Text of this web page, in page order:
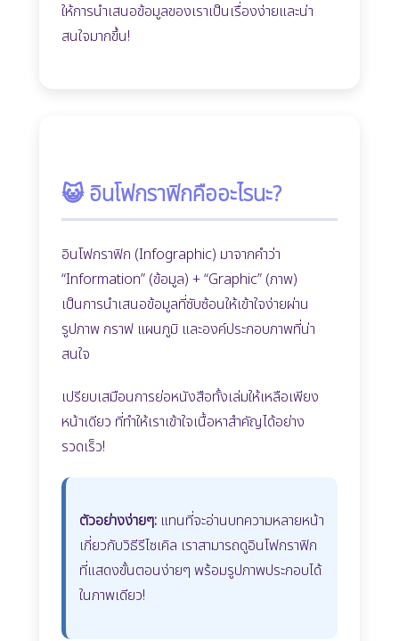
ให้การนำเสนอข้อมูลของเราเป็นเรื่องง่ายและน่า
สนใจมากขึ้น!
😺 อินโฟกราฟิกคืออะไรนะ?
อินโฟกราฟิก (Infographic) มาจากคำว่า
“Information” (ข้อมูล) + “Graphic” (ภาพ)
เป็นการนำเสนอข้อมูลที่ซับซ้อนให้เข้าใจง่ายผ่าน
รูปภาพ กราฟ แผนภูมิ และองค์ประกอบภาพที่น่า
สนใจ
เปรียบเสมือนการย่อหนังสือทั้งเล่มให้เหลือเพียง
หน้าเดียว ที่ทำให้เราเข้าใจเนื้อหาสำคัญได้อย่าง
รวดเร็ว!
ตัวอย่างง่ายๆ: แทนที่จะอ่านบทความหลายหน้า
เกี่ยวกับวิธีรีไซเคิล เราสามารถดูอินโฟกราฟิก
ที่แสดงขั้นตอนง่ายๆ พร้อมรูปภาพประกอบได้
ในภาพเดียว!